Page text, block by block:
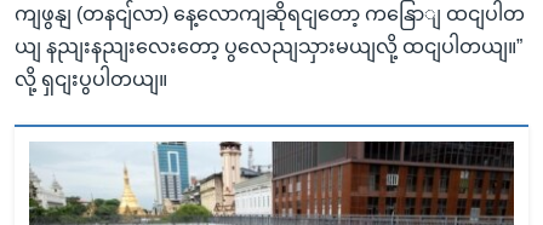
ကျဖွနျ (တနငျ်လာ) နေ့လောကျဆိုရငျတော့ ကနြောျ ထငျပါတ
ယျ နညျးနညျးလေးတော့ ပွလေညျသှားမယျလို့ ထငျပါတယျ။”
လို့ ရှငျးပွပါတယျ။